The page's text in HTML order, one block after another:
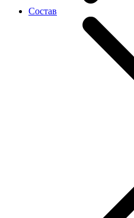
Состав